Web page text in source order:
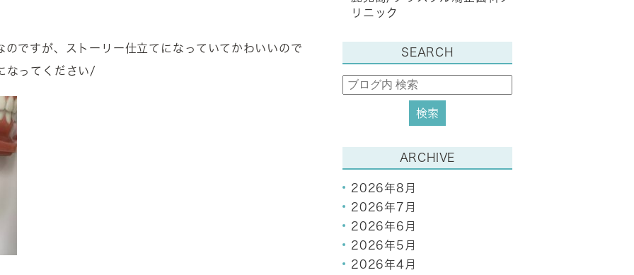
ですが、ストーリー仕立てになっていてかわいいので
なってください/
リニック
SEARCH
ARCHIVE
2026年8月
2026年7月
2026年6月
2026年5月
2026年4月